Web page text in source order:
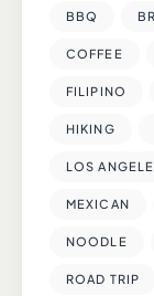
BBQ
COFFEE
FILIPINO
HIKING
LOS
MEXICAN
NOODLE
ROAD TRIP